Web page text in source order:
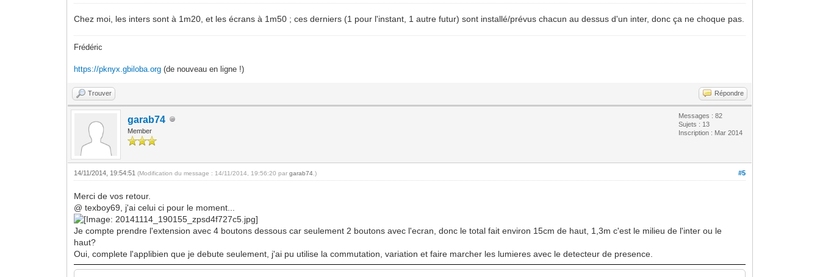
Chez moi, les inters sont à 1m20, et les écrans à 1m50 ; ces derniers (1 pour l'instant, 1 autre futur) sont installé/prévus chacun au dessus d'un inter, donc ça ne choque pas.
Frédéric
https://pknyx.gbiloba.org (de nouveau en ligne !)
Trouver Répondre
garab74
Member
Messages : 82
Sujets : 13
Inscription : Mar 2014
#5
14/11/2014, 19:54:51(Modification du message : 14/11/2014, 19:56:20 pargarab74 .)
Merci de vos retour.
@ texboy69, j'ai celui ci pour le moment...
Je compte prendre l'extension avec 4 boutons dessous car seulement 2 boutons avec l'ecran, donc le total fait environ 15cm de haut, 1,3m c'est le milieu de l'inter ou le
haut?
Oui, complete l'applibien que je debute seulement, j'ai pu utilise la commutation, variation et faire marcher les lumieres avec le detecteur de presence.